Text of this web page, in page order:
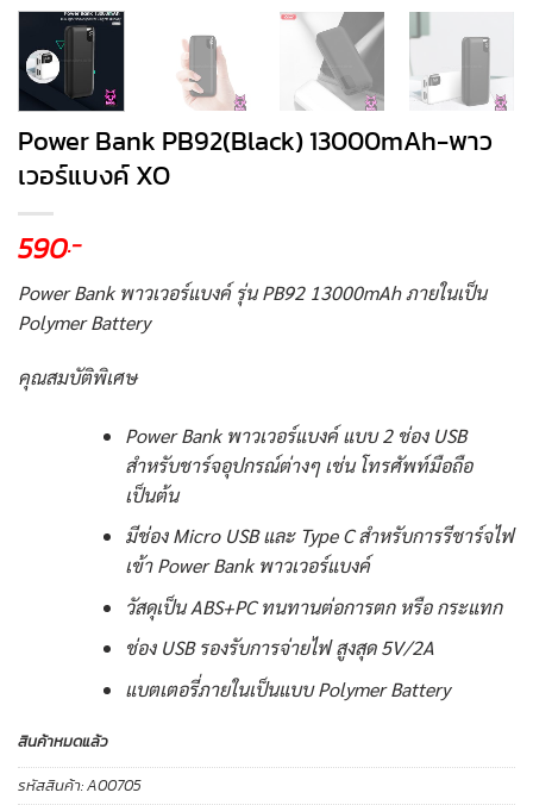
Power Bank PB92(Black) 13000mAh-พาว
เวอร์แบงค์ XO
590.-
Power Bank พาวเวอร์แบงค์ รุ่น PB92 13000mAh ภายในเป็น
Polymer Battery
คุณสมบัติพิเศษ
Power Bank พาวเวอร์แบงค์ แบบ 2 ช่อง USB
สำหรับชาร์จอุปกรณ์ต่างๆ เช่น โทรศัพท์มือถือ
เป็นต้น
มีช่อง Micro USB และ Type C สำหรับการรีชาร์จไฟ
เข้า Power Bank พาวเวอร์แบงค์
วัสดุเป็น ABS+PC ทนทานต่อการตก หรือ กระแทก
ช่อง USB รองรับการจ่ายไฟ สูงสุด 5V/2A
แบตเตอรี่ภายในเป็นแบบ Polymer Battery
สินค้าหมดแล้ว
รหัสสินค้า:A00705